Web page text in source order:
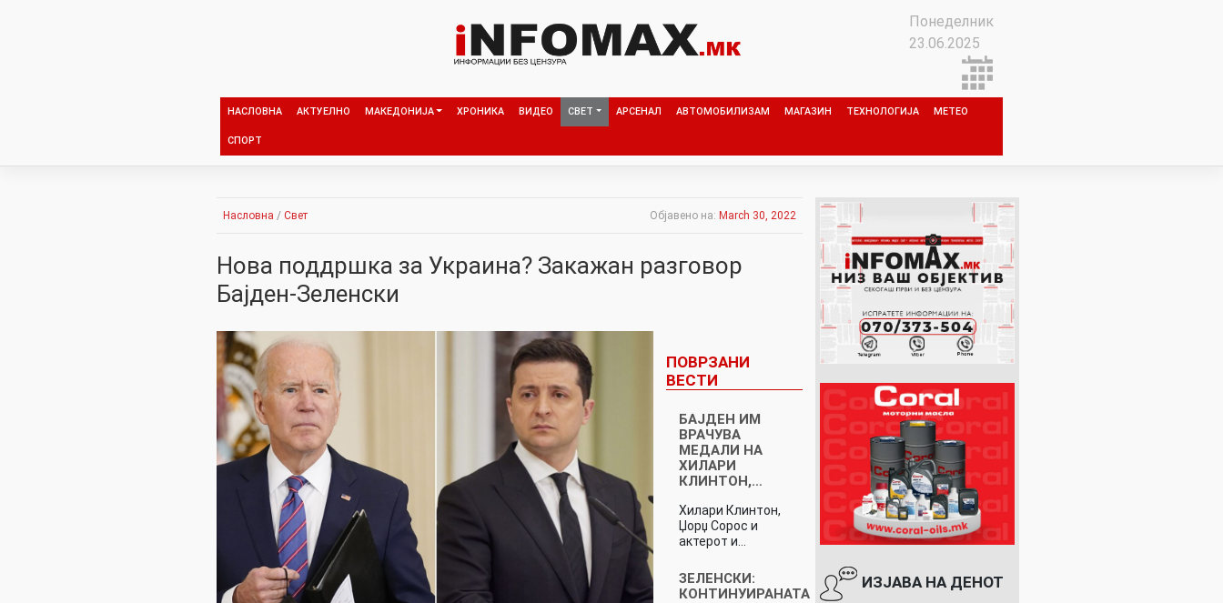
Понеделник
23.06.2025
НАСЛОВНА АКТУЕЛНО МАКЕДОНИЈА ХРОНИКА ВИДЕО СВЕТ АРСЕНАЛ АВТОМОБИЛИЗАМ МАГАЗИН ТЕХНОЛОГИЈА МЕТЕО
СПОРТ
Насловна / Свет Објавено на: March 30, 2022
Нова поддршка за Украина? Закажан разговор
Бајден-Зеленски
ПОВРЗАНИ
ВЕСТИ
БАЈДЕН ИМ
ВРАЧУВА
МЕДАЛИ НА
ХИЛАРИ
КЛИНТОН,…
Хилари Клинтон,
Џорџ Сорос и
актерот и…
ЗЕЛЕНСКИ:
КОНТИНУИРАНАТА
ИЗЈАВА НА ДЕНОТ